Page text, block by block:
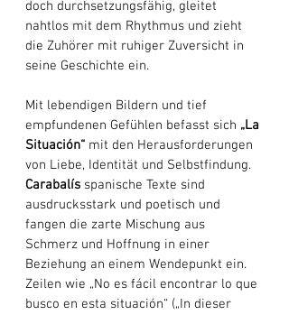
doch durchsetzungsfähig, gleitet
nahtlos mit dem Rhythmus und zieht
die Zuhörer mit ruhiger Zuversicht in
seine Geschichte ein.
Mit lebendigen Bildern und tief
empfundenen Gefühlen befasst sich „La
Situación“ mit den Herausforderungen
von Liebe, Identität und Selbstfindung.
Carabalís spanische Texte sind
ausdrucksstark und poetisch und
fangen die zarte Mischung aus
Schmerz und Hoffnung in einer
Beziehung an einem Wendepunkt ein.
Zeilen wie „No es fácil encontrar lo que
busco en esta situación“ („In dieser